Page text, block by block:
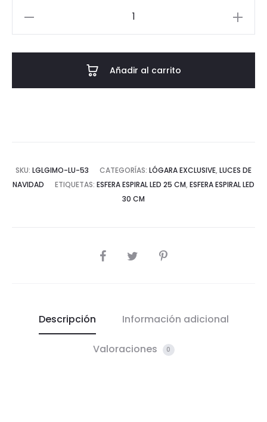
Añadir al carrito
SKU: LGLGIMO-LU-53 CATEGORÍAS: LÓGARA EXCLUSIVE, LUCES DE
NAVIDAD
ETIQUETAS: ESFERA ESPIRAL LED 25 CM, ESFERA ESPIRAL LED
30 CM
COMPARTIR
Descripción Información adicional
Valoraciones 0